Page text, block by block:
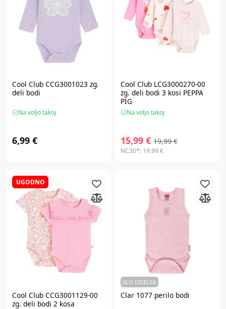
Cool Club CCG3001023 zg.
deli bodi
Na voljo takoj
6,99 €
Cool Club LCG3000270-00
zg. deli bodi 3 kosi PEPPA
PIG
Na voljo takoj
15,99 € 19,99 €
NC30*: 19,99 €
UGODNO
Cool Club CCG3001129-00
zg. deli bodi 2 kosa
SLO IZDELEK
Clar 1077 perilo bodi